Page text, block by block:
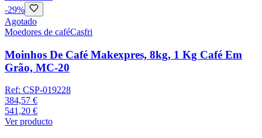
-29%
Agotado
Moedores de caféCasfri
Moinhos De Café Makexpres, 8kg, 1 Kg Café Em
Grão, MC-20
Ref: CSP-019228
384,57 €
541,20 €
Ver producto